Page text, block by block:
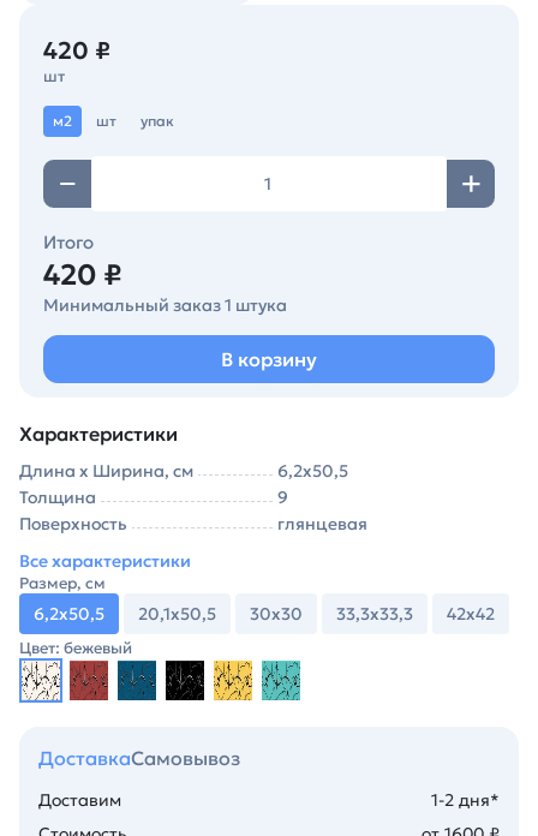
420 ₽
шт
м2 шт упак
Итого
420 ₽
Минимальный заказ 1 штука
В корзину
Характеристики
Длина х Ширина, см
6,2х50,5
Толщина
9
Поверхность
глянцевая
Все характеристики
Размер, см
6,2х50,5 20,1х50,5 30х30 33,3х33,3 42х42
Цвет: бежевый
ДоставкаСамовывоз
Доставим
1-2 дня*